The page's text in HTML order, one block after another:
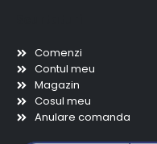
Comenzi
Contul meu
Magazin
Cosul meu
Anulare comanda